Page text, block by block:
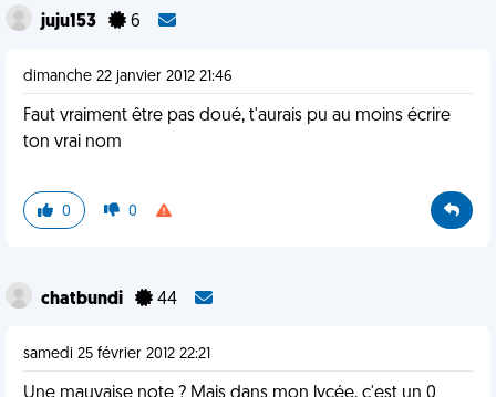
juju153 6
dimanche 22 janvier 2012 21:46
Faut vraiment être pas doué, t'aurais pu au moins écrire
ton vrai nom
0 0
chatbundi 44
samedi 25 février 2012 22:21